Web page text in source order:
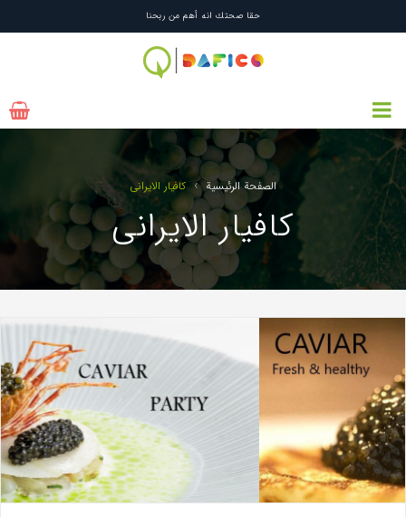
شكرًا لك على اختيار اعتماد الدفیکو
حقا صحتك انه أهم من ربحنا
الصفحة الرئيسية › کافیار الایرانی
کافیار الایرانی